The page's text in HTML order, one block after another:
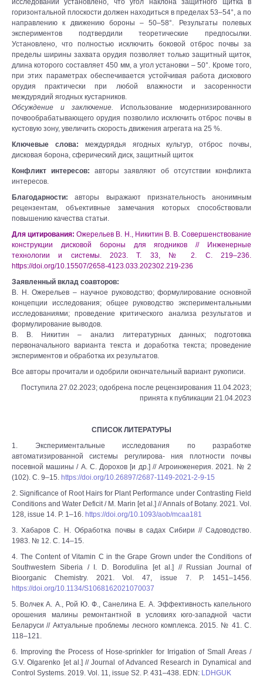
исследований установлено, что угол наклона защитного щитка в
горизонтальной плоскости должен находиться в пределах 53–54°, а по
направлению к движению бороны – 50–58°. Результаты полевых
экспериментов подтвердили теоретические предпосылки.
Установлено, что полностью исключить боковой отброс почвы за
пределы ширины захвата орудия позволяет только защитный щиток,
длина которого составляет 450 мм, а угол установки – 50°. Кроме того,
при этих параметрах обеспечивается устойчивая работа дискового
орудия практически при любой влажности и засоренности
междурядий ягодных кустарников.
Обсуждение и заключение. Использование модернизированного
почвообрабатывающего орудия позволило исключить отброс почвы в
кустовую зону, увеличить скорость движения агрегата на 25 %.
Ключевые слова: междурядья ягодных культур, отброс почвы,
дисковая борона, сферический диск, защитный щиток
Конфликт интересов: авторы заявляют об отсутствии конфликта
интересов.
Благодарности:авторы выражают признательность анонимным
рецензентам, объективные замечания которых способствовали
повышению качества статьи.
Для цитирования: Ожерельев В. Н., Никитин В. В. Совершенствование
конструкции дисковой бороны для ягодников // Инженерные
технологии и системы. 2023. Т. 33, № 2. С. 219–236.
https://doi.org/10.15507/2658-4123.033.202302.219-236
Заявленный вклад соавторов:
В. Н. Ожерельев – научное руководство; формулирование основной
концепции исследования; общее руководство экспериментальными
исследованиями; проведение критического анализа результатов и
формулирование выводов.
В. В. Никитин – анализ литературных данных; подготовка
первоначального варианта текста и доработка текста; проведение
экспериментов и обработка их результатов.
Все авторы прочитали и одобрили окончательный вариант рукописи.
Поступила 27.02.2023; одобрена после рецензирования 11.04.2023;
принята к публикации 21.04.2023
СПИСОК ЛИТЕРАТУРЫ
1. Экспериментальные исследования по разработке
автоматизированной системы регулирова- ния плотности почвы
посевной машины / А. С. Дорохов [и др.] // Агроинженерия. 2021. № 2
(102). С. 9–15. https://doi.org/10.26897/2687-1149-2021-2-9-15
2. Significance of Root Hairs for Plant Performance under Contrasting Field
Conditions and Water Deficit / M. Marin [et al.] // Annals of Botany. 2021. Vol.
128, issue 14. P. 1–16. https://doi.org/10.1093/aob/mcaa181
3. Хабаров С. Н. Обработка почвы в садах Сибири // Садоводство.
1983. № 12. С. 14–15.
4. The Content of Vitamin C in the Grape Grown under the Conditions of
Southwestern Siberia / I. D. Borodulina [et al.] // Russian Journal of
Bioorganic Chemistry. 2021. Vol. 47, issue 7. P. 1451–1456.
https://doi.org/10.1134/S1068162021070037
5. Волчек А. А., Рой Ю. Ф., Санелина Е. А. Эффективность капельного
орошения малины ремонтантной в условиях юго-западной части
Беларуси // Актуальные проблемы лесного комплекса. 2015. № 41. С.
118–121.
6. Improving the Process of Hose-sprinkler for Irrigation of Small Areas /
G.V. Olgarenko [et al.] // Journal of Advanced Research in Dynamical and
Control Systems. 2019. Vol. 11, issue S2. P. 431–438. EDN: LDHGUK